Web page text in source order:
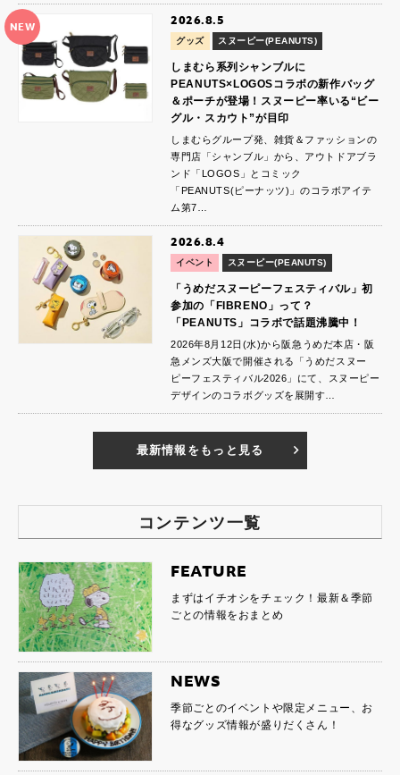
NEW 2026.8.5
グッズ スヌーピー(PEANUTS)
しまむら系列シャンブルに
PEANUTS×LOGOSコラボの新作バッグ
＆ポーチが登場！スヌーピー率いる“ビー
グル・スカウト”が目印
しまむらグループ発、雑貨＆ファッションの
専門店「シャンブル」から、アウトドアブラ
ンド「LOGOS」とコミック
「PEANUTS(ピーナッツ)」のコラボアイテ
ム第7…
2026.8.4
イベント スヌーピー(PEANUTS)
「うめだスヌーピーフェスティバル」初
参加の「FIBRENO」って？
「PEANUTS」コラボで話題沸騰中！
2026年8月12日(水)から阪急うめだ本店・阪
急メンズ大阪で開催される「うめだスヌー
ピーフェスティバル2026」にて、スヌーピー
デザインのコラボグッズを展開す…
最新情報をもっと見る
コンテンツ一覧
FEATURE
まずはイチオシをチェック！最新＆季節
ごとの情報をおまとめ
NEWS
季節ごとのイベントや限定メニュー、お
得なグッズ情報が盛りだくさん！